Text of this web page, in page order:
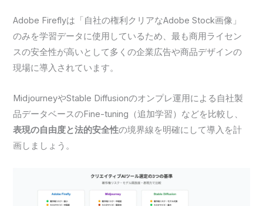
Adobe Fireflyは「自社の権利クリアなAdobe Stock画像」
のみを学習データに使用しているため、最も商用ライセン
スの安全性が高いとして多くの企業広告や商品デザインの
現場に導入されています。
MidjourneyやStable Diffusionのオンプレ運用による自社製
品データベースのFine-tuning（追加学習）などを比較し、
表現の自由度と法的安全性の境界線を明確にして導入を計
画しましょう。